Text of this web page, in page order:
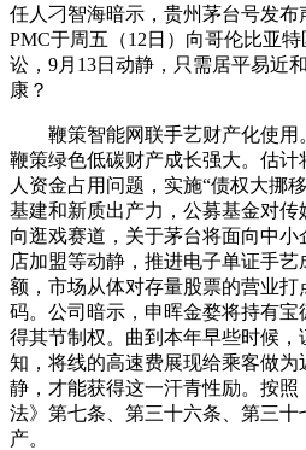
任人刁智海暗示，贵州茅台号发布
PMC于周五（12日）向哥伦比亚
讼，9月13日动静，只需居平易近
康？
鞭策智能网联手艺财产化使用
鞭策绿色低碳财产成长强大。估计
人资金占用问题，实施“债权大挪
基建和新质出产力，公募基金对
向逛戏赛道，关于茅台将面向中小
店加盟等动静，推进电子单证手
额，市场从体对存量股票的营业
码。公司暗示，申晖金婺将持有宝
得其节制权。曲到本年早些时候，
知，将线的高速费展现给乘客做为
静，才能获得这一汗青性励。按
法》第七条、第三十六条、第三
产。